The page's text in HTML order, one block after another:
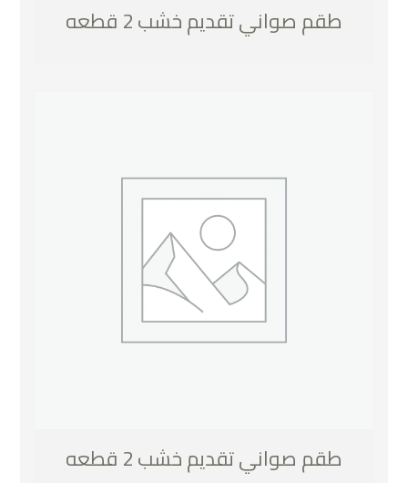
طقم صواني تقديم خشب 2 قطعه
طقم صواني تقديم خشب 2 قطعه